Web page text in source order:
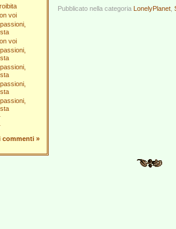
voi
voi
commenti »
Pubblicato nella categoria LonelyPlanet